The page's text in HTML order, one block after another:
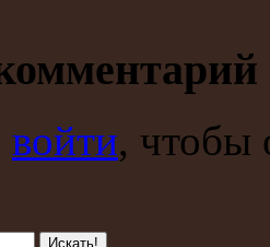
войти, чтобы